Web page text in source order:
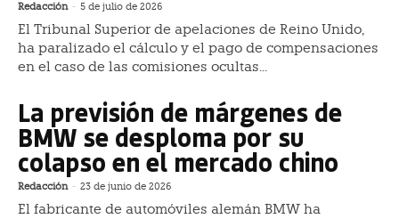
Redacción - 5 de julio de 2026
El Tribunal Superior de apelaciones de Reino Unido,
ha paralizado el cálculo y el pago de compensaciones
en el caso de las comisiones ocultas...
La previsión de márgenes de
BMW se desploma por su
colapso en el mercado chino
Redacción - 23 de junio de 2026
El fabricante de automóviles alemán BMW ha